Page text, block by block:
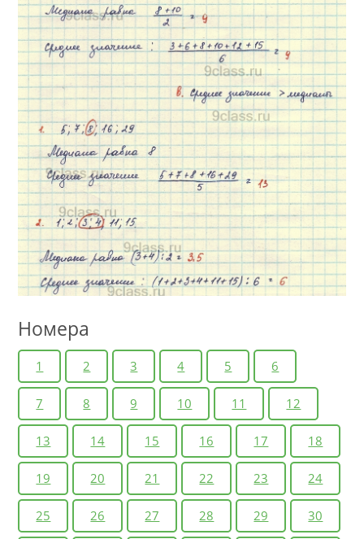
Номера
1 2 3 4 5 6
7 8 9 10 11 12
13 14 15 16 17 18
19 20 21 22 23 24
25 26 27 28 29 30